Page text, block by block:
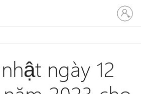
Đăng
nhập
tài
ngày 12